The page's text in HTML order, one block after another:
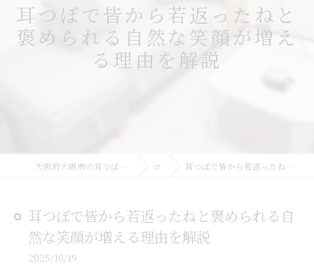
耳つぼで皆から若返ったねと
褒められる自然な笑顔が増え
る理由を解説
大阪府大阪市の耳つぼなら耳つぼダイエットサロンふーみん コラム 耳つぼで皆から若返ったねと褒められる自然な笑顔が増える理由を解説
耳つぼで皆から若返ったねと褒められる自
然な笑顔が増える理由を解説
2025/10/19